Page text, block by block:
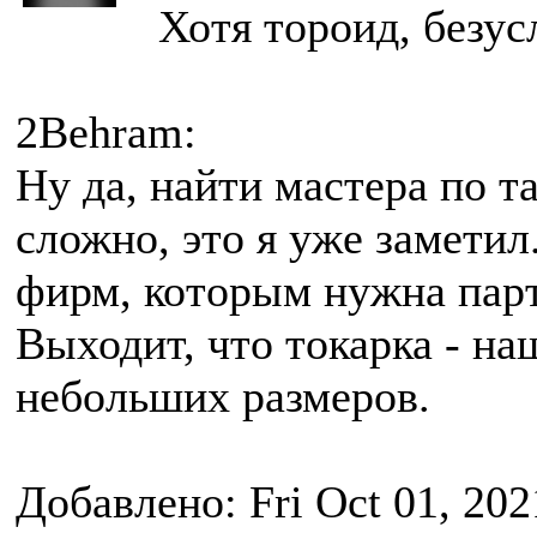
Хотя тороид,
2Behram:
Ну да, найти мастера по
сложно, это я уже
фирм, которым нужна
Выходит, что токарка -
небольших размеров.
Добавлено: Fri Oct 01,